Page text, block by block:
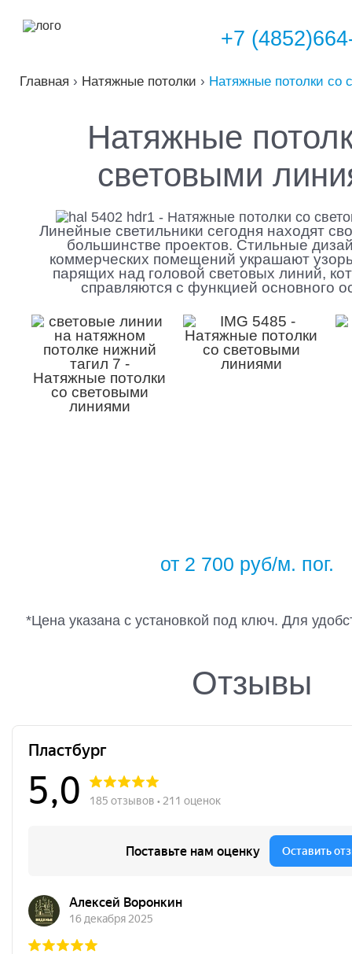
+7
Главная › Натяжные потолки › Натяжные потолки со
Натяжные
световыми
Линейные светильники сегодня находят
большинстве проектов. Стильные
коммерческих помещений украшают
парящих над головой световых линий,
справляются с функцией основного
от 2 700 руб/м. пог.
*Цена указана c установкой под ключ. Для
Отзывы